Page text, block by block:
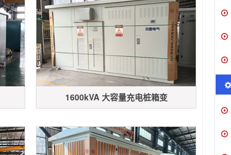
1600kVA 大容量充电桩箱变